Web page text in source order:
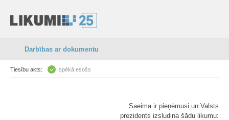
Darbības ar dokumentu
Tiesību akts: spēkā esošs
Saeima ir pieņēmusi un Valsts
prezidents izsludina šādu likumu: